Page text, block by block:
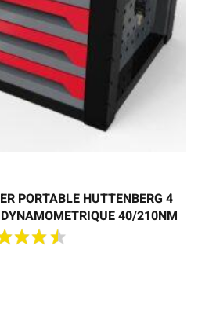
PORTABLE HUTTENBERG 4
40/210NM